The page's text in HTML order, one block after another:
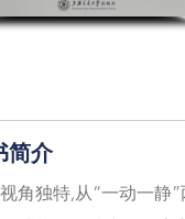
简介
角独特,从“一动一静